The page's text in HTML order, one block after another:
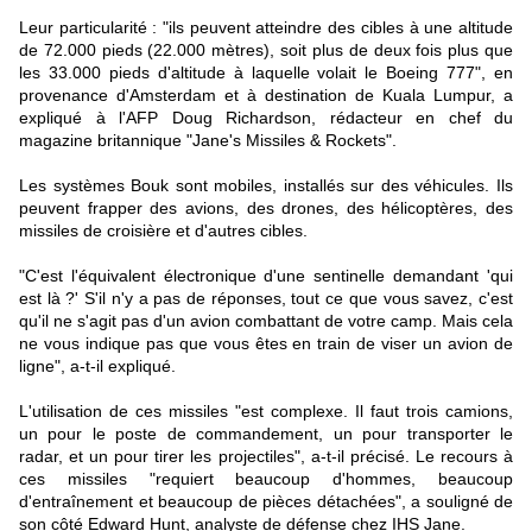
Leur particularité : "ils peuvent atteindre des cibles à une altitude
de 72.000 pieds (22.000 mètres), soit plus de deux fois plus que
les 33.000 pieds d'altitude à laquelle volait le Boeing 777", en
provenance d'Amsterdam et à destination de Kuala Lumpur, a
expliqué à l'AFP Doug Richardson, rédacteur en chef du
magazine britannique "Jane's Missiles & Rockets".
Les systèmes Bouk sont mobiles, installés sur des véhicules. Ils
peuvent frapper des avions, des drones, des hélicoptères, des
missiles de croisière et d'autres cibles.
"C'est l'équivalent électronique d'une sentinelle demandant 'qui
est là ?' S'il n'y a pas de réponses, tout ce que vous savez, c'est
qu'il ne s'agit pas d'un avion combattant de votre camp. Mais cela
ne vous indique pas que vous êtes en train de viser un avion de
ligne", a-t-il expliqué.
L'utilisation de ces missiles "est complexe. Il faut trois camions,
un pour le poste de commandement, un pour transporter le
radar, et un pour tirer les projectiles", a-t-il précisé. Le recours à
ces missiles "requiert beaucoup d'hommes, beaucoup
d'entraînement et beaucoup de pièces détachées", a souligné de
son côté Edward Hunt, analyste de défense chez IHS Jane.